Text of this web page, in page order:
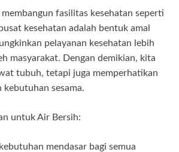
fasilitas kesehatan seperti
kesehatan adalah bentuk amal
pelayanan kesehatan lebih
masyarakat. Dengan demikian, kita
tubuh, tetapi juga memperhatikan
kebutuhan sesama.
untuk Air Bersih:
mendasar bagi semua